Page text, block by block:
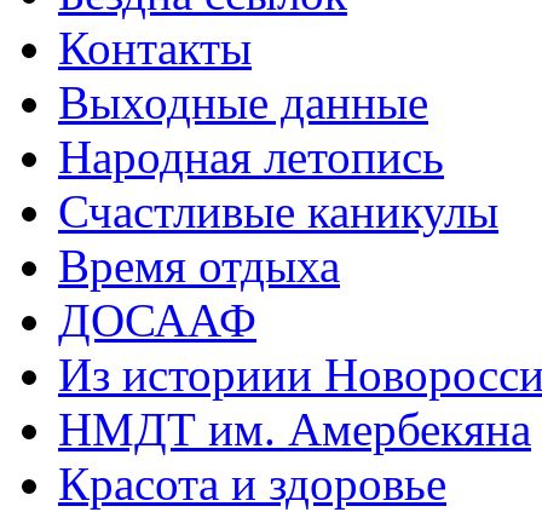
Контакты
Выходные данные
Народная летопись
Счастливые каникулы
Время отдыха
ДОСААФ
Из историии
НМДТ им. Амербекяна
Красота и здоровье